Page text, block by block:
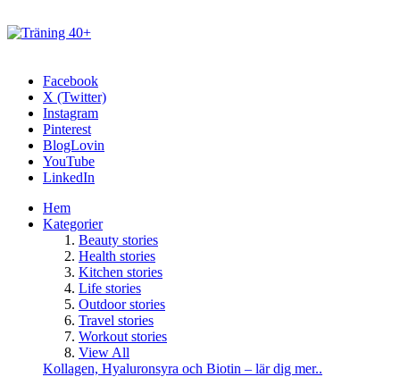
Facebook
X (Twitter)
Instagram
Pinterest
BlogLovin
YouTube
LinkedIn
Hem
Kategorier
Beauty stories
Health stories
Kitchen stories
Life stories
Outdoor stories
Travel stories
Workout stories
View All
Kollagen, Hyaluronsyra och Biotin – lär dig mer..